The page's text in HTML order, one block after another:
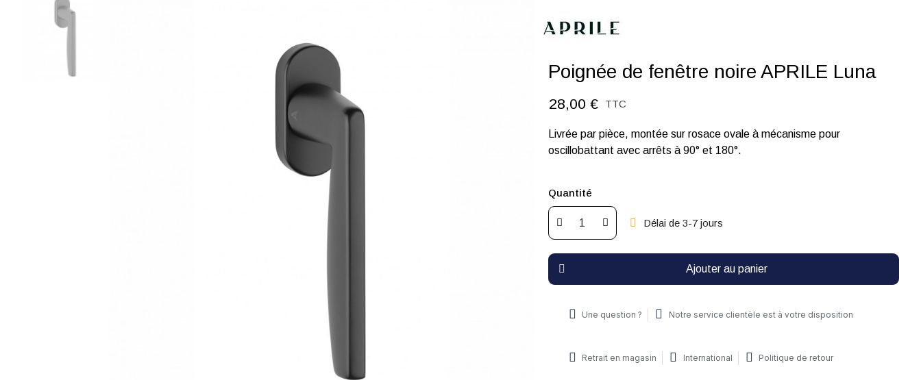
Poignée de fenêtre noire APRILE Luna
28,00 € TTC
Livrée par pièce, montée sur rosace ovale à mécanisme pour
oscillobattant avec arrêts à 90° et 180°.
Quantité
Délai de 3-7 jours
Ajouter au panier
Une question ? Notre service clientèle est à votre disposition
Retrait en magasin International Politique de retour